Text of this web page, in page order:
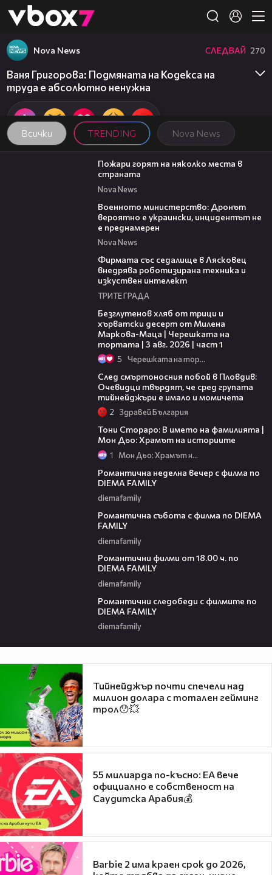
👾
Всички TRENDING Nova News
Nova News СЛЕДВАЙ 270
Ваня Григорова: Подмяната на Кодекса на
труда е абсолютно ненужна
00:31
Пожари горят на няколко места в
страната
Nova News
Военното министерство: Дронът
вероятно е украински, инцидентът не
е преднамерен
Nova News
Фирмата със седалище в Лясковец
внедрява роботизирана техника и
изкуствен интелект
ТРИТЕ ГРАДА
Безглутенов хляб от трици и
хърватски десерт от Милена
Маркова-Маца | Черешката на
тортата | 3 авг. 2026 | част 1
5 Черешката на тортата
След смъртоносния побой в Пловдив:
Очевидци твърдят, че сред групата
тийнейджъри е имало и момичета
2 Здравей България
Тони Стораро: В името на фамилията |
Мон Дьо: Храмът на историите
1 Мон Дьо: Храмът на историите
Романтична неделна вечер с филма по
DIEMA FAMILY
diemafamily
Романтична събота с филма по DIEMA
FAMILY
diemafamily
Романтични филми от 18.00 ч. по
DIEMA FAMILY
diemafamily
Романтични следобеди с филмите по
DIEMA FAMILY
diemafamily
Тийнейджър почти спечели над
милион долара с тотален гейминг
трол😯💥
55 милиарда по-късно: EA вече
официално е собственост на
Саудитска Арабия💰
Barbie 2 има краен срок до 2026,